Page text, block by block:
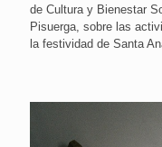
de Cultura y Bienestar
Pisuerga, sobre las
la festividad de Santa